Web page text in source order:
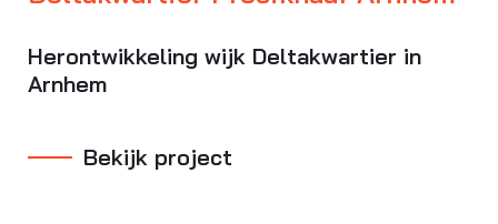
Herontwikkeling wijk Deltakwartier in
Arnhem
Bekijk project